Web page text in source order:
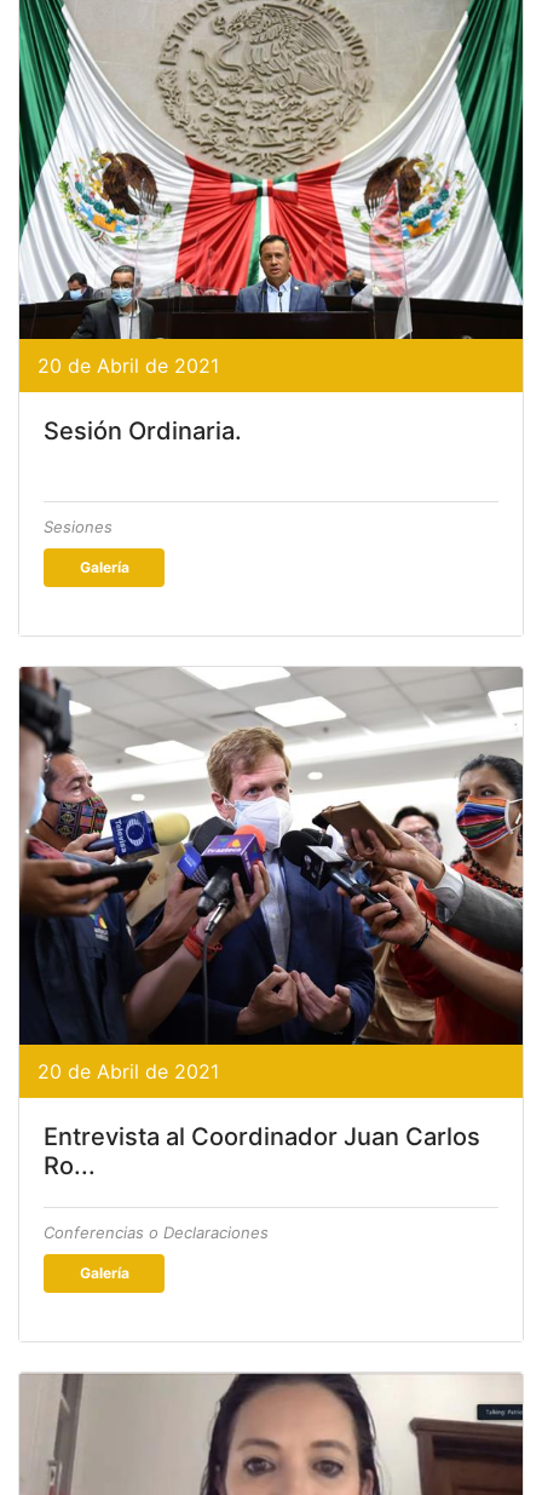
20 de Abril de 2021
Sesión Ordinaria.
Sesiones
Galería
20 de Abril de 2021
Entrevista al Coordinador Juan Carlos
Ro...
Conferencias o Declaraciones
Galería